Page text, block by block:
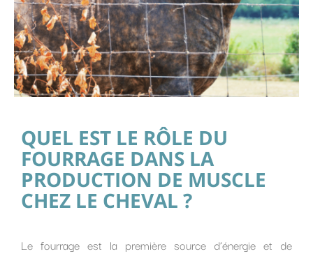
QUEL EST LE RÔLE DU
FOURRAGE DANS LA
PRODUCTION DE MUSCLE
CHEZ LE CHEVAL ?
Le fourrage est la première source d’énergie et de